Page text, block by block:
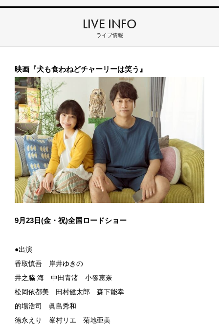
LIVE INFO
ライブ情報
映画『犬も食わねどチャーリーは笑う』
9月23日(金・祝)全国ロードショー
●出演
香取慎吾 岸井ゆきの
井之脇 海 中田青渚 小篠恵奈
松岡依都美 田村健太郎 森下能幸
的場浩司 眞島秀和
徳永えり 峯村リエ 菊地亜美